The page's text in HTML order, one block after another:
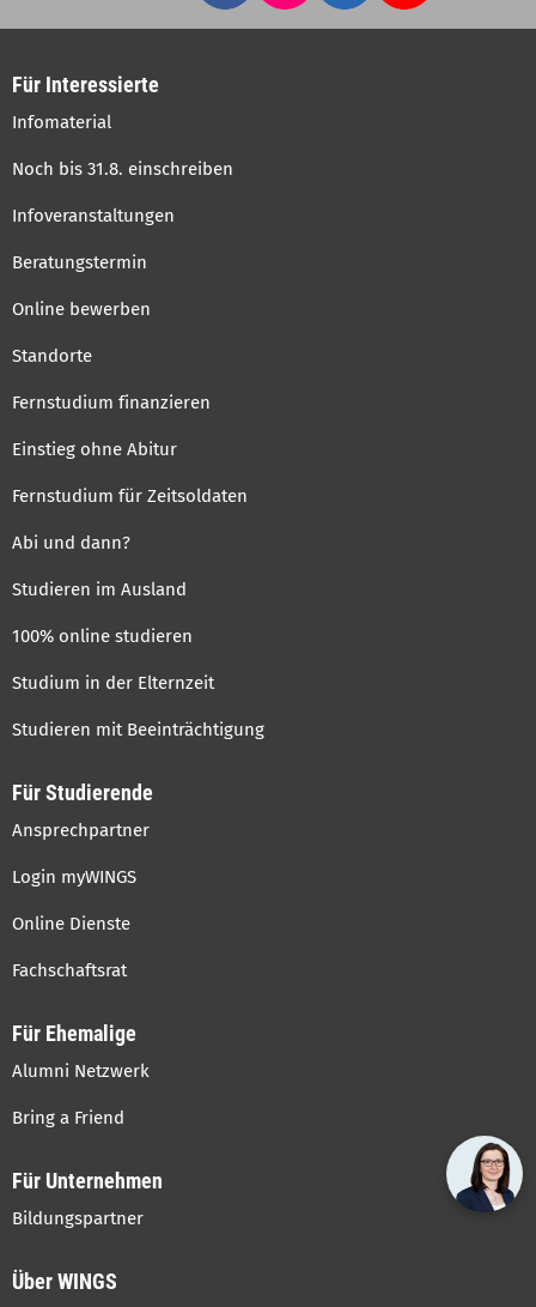
links
Für Interessierte
Infomaterial
Noch bis 31.8. einschreiben
Infoveranstaltungen
Beratungstermin
Online bewerben
Standorte
Fernstudium finanzieren
Einstieg ohne Abitur
Fernstudium für Zeitsoldaten
Abi und dann?
Studieren im Ausland
100% online studieren
Studium in der Elternzeit
Studieren mit Beeinträchtigung
Für Studierende
Ansprechpartner
Login myWINGS
Online Dienste
Fachschaftsrat
Für Ehemalige
Alumni Netzwerk
Bring a Friend
Für Unternehmen
Bildungspartner
Über WINGS